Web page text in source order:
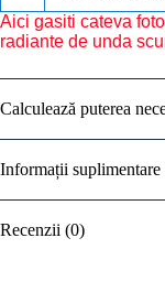
Aici gasiti cateva
radiante de unda
Calculează puterea
Informații suplimentare
Recenzii (0)